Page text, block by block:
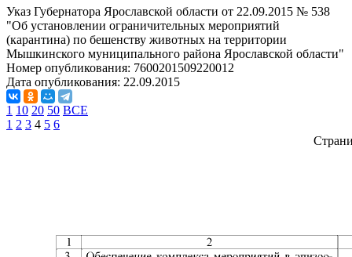
Указ Губернатора Ярославской области от 22.09.2015 № 538
"Об установлении ограничительных мероприятий
(карантина) по бешенству животных на территории
Мышкинского муниципального района Ярославской области"
Номер опубликования: 7600201509220012
Дата опубликования: 22.09.2015
1 10 20 50 ВСЕ
1 2 3 4 5 6